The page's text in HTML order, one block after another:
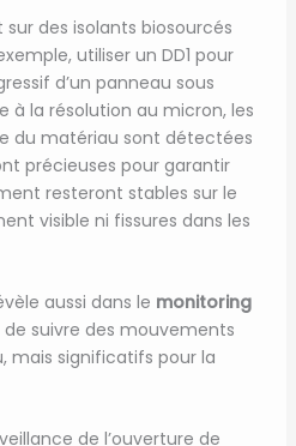
des isolants biosourcés
utiliser un DD1 pour
d’un panneau sous
à la résolution au micron, les
du matériau sont détectées
précieuses pour garantir
resteront stables sur le
visible ni fissures dans les
aussi dans le monitoring
suivre des mouvements
mais significatifs pour la
de l’ouverture de